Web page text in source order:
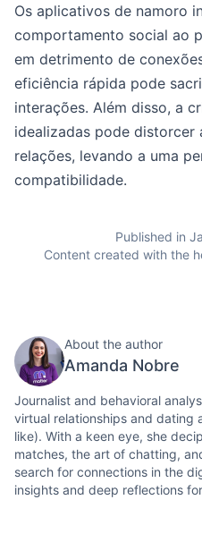
Os aplicativos de namoro
comportamento social ao
em detrimento de
eficiência rápida pode
interações. Além disso, a
idealizadas pode distorcer
relações, levando a uma
compatibilidade.
Published in
Content created with the
About the author
Amanda Nobre
Journalist and behavioral
virtual relationships and dating
like). With a keen eye, she
matches, the art of chatting,
search for connections in the
insights and deep reflections